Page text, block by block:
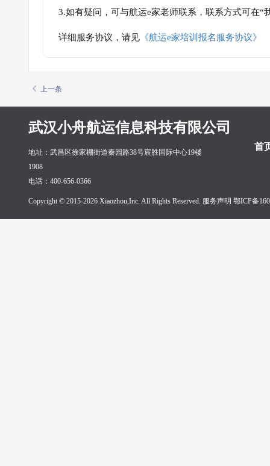
3.如有疑问，可与航运e家老师联系，联系方式可在
详细服务协议，请见 《航运e家培训报名服务协议》
上一条
武汉小舟航运信息科技有限公司
首
地址：武昌区徐家棚街道秦园路38号宸胜国际中心19楼
1908
电话：400-656-0366
Copyright © 2015-2026 Xiaozhou,Inc. All Rights Reserved. 服务声明 鄂ICP备